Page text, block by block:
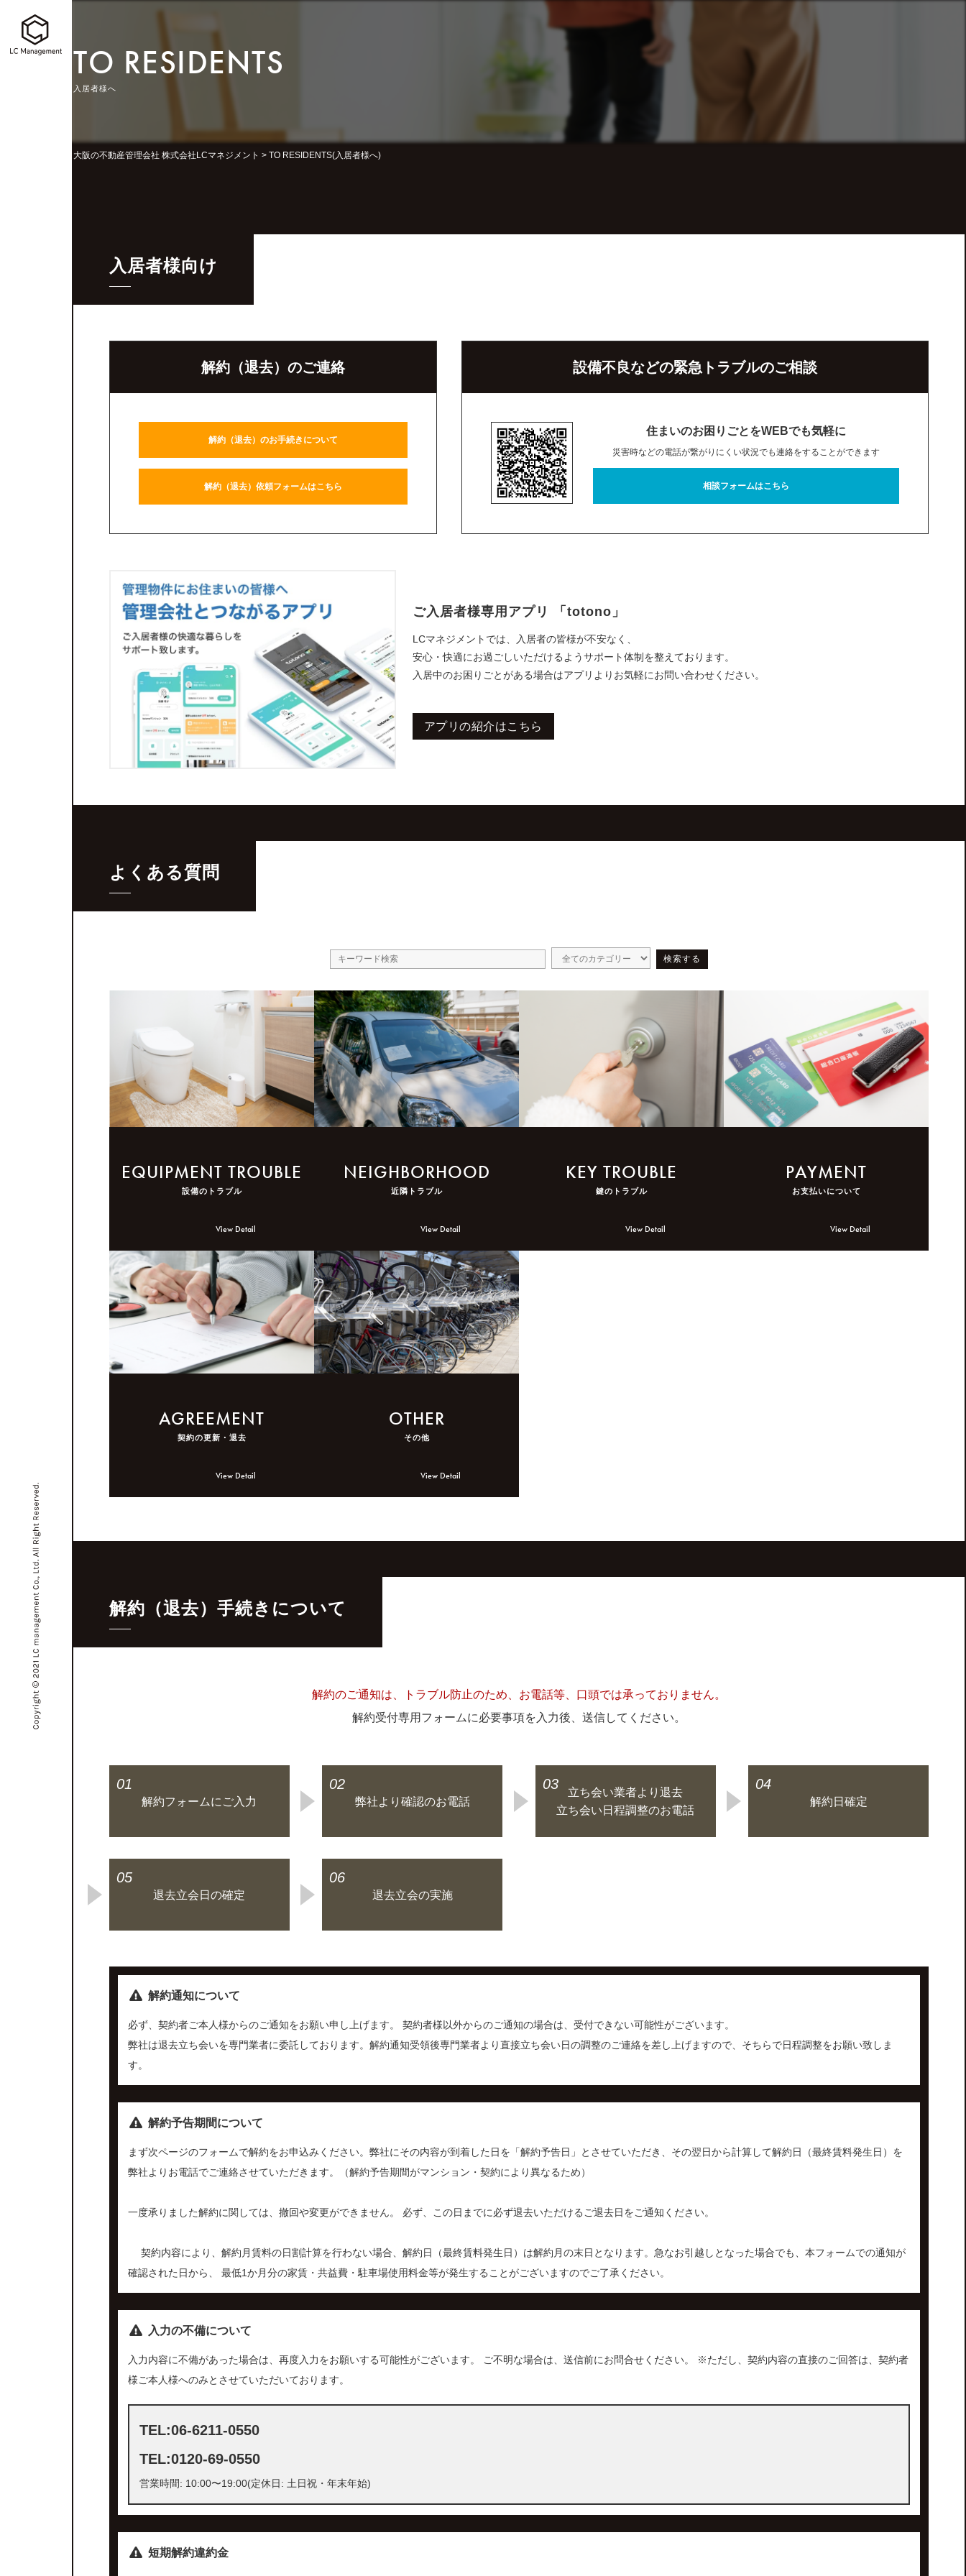
TO RESIDENTS
入居者様へ
大阪の不動産管理会社 株式会社LCマネジメント > TO RESIDENTS(入居者様へ)
入居者様向け
解約（退去）のご連絡
解約（退去）のお手続きについて
解約（退去）依頼フォームはこちら
設備不良などの緊急トラブルのご相談
住まいのお困りごとをWEBでも気軽に
災害時などの電話が繋がりにくい状況でも連絡をすることができます
相談フォームはこちら
ご入居者様専用アプリ 「totono」
LCマネジメントでは、入居者の皆様が不安なく、
安心・快適にお過ごしいただけるようサポート体制を整えております。
入居中のお困りごとがある場合はアプリよりお気軽にお問い合わせください。
アプリの紹介はこちら
よくある質問
検索する
EQUIPMENT TROUBLE
設備のトラブル
View Detail
NEIGHBORHOOD
近隣トラブル
View Detail
KEY TROUBLE
鍵のトラブル
View Detail
PAYMENT
お支払いについて
View Detail
AGREEMENT
契約の更新・退去
View Detail
OTHER
その他
View Detail
解約（退去）手続きについて
解約のご通知は、トラブル防止のため、お電話等、口頭では承っておりません。
解約受付専用フォームに必要事項を入力後、送信してください。
01
解約フォームにご入力
02
弊社より確認のお電話
03
立ち会い業者より退去
立ち会い日程調整のお電話
04
解約日確定
05
退去立会日の確定
06
退去立会の実施
解約通知について
必ず、契約者ご本人様からのご通知をお願い申し上げます。 契約者様以外からのご通知の場合は、受付できない可能性がございます。
弊社は退去立ち会いを専門業者に委託しております。解約通知受領後専門業者より直接立ち会い日の調整のご連絡を差し上げますので、そちらで日程調整をお願い致しま
す。
解約予告期間について
まず次ページのフォームで解約をお申込みください。弊社にその内容が到着した日を「解約予告日」とさせていただき、その翌日から計算して解約日（最終賃料発生日）を
弊社よりお電話でご連絡させていただきます。（解約予告期間がマンション・契約により異なるため）
一度承りました解約に関しては、撤回や変更ができません。 必ず、この日までに必ず退去いただけるご退去日をご通知ください。
契約内容により、解約月賃料の日割計算を行わない場合、解約日（最終賃料発生日）は解約月の末日となります。急なお引越しとなった場合でも、本フォームでの通知が
確認された日から、 最低1か月分の家賃・共益費・駐車場使用料金等が発生することがございますのでご了承ください。
入力の不備について
入力内容に不備があった場合は、再度入力をお願いする可能性がございます。 ご不明な場合は、送信前にお問合せください。 ※ただし、契約内容の直接のご回答は、契約者
様ご本人様へのみとさせていただいております。
TEL:06-6211-0550
TEL:0120-69-0550
営業時間: 10:00〜19:00(定休日: 土日祝・年末年始)
短期解約違約金